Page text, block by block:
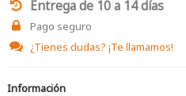
Entrega de 10 a 14 días
Pago seguro
¿Tienes dudas? ¡Te llamamos!
Información